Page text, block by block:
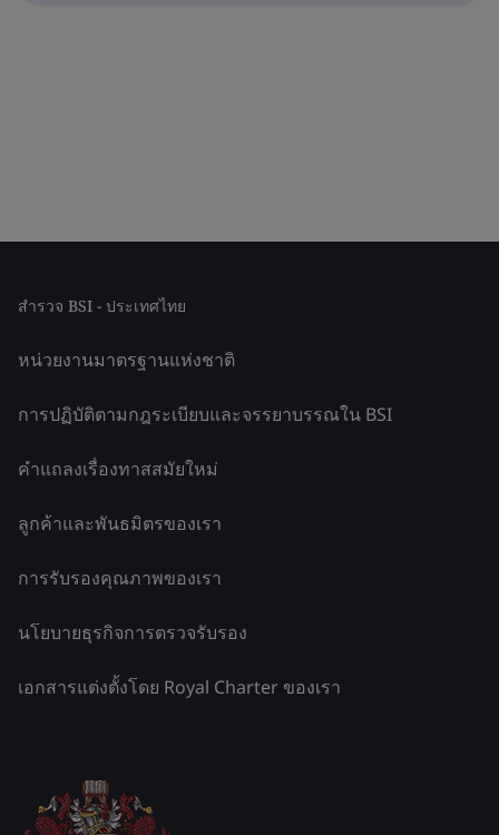
สำรวจ BSI - ประเทศไทย
หน่วยงานมาตรฐานแห่งชาติ
การปฏิบัติตามกฎระเบียบและจรรยาบรรณใน BSI
คำแถลงเรื่องทาสสมัยใหม่
ลูกค้าและพันธมิตรของเรา
การรับรองคุณภาพของเรา
นโยบายธุรกิจการตรวจรับรอง
เอกสารแต่งตั้งโดย Royal Charter ของเรา